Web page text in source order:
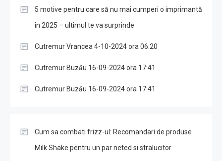
5 motive pentru care să nu mai cumperi o imprimantă
în 2025 – ultimul te va surprinde
Cutremur Vrancea 4-10-2024 ora 06:20
Cutremur Buzău 16-09-2024 ora 17:41
Cutremur Buzău 16-09-2024 ora 17:41
Cum sa combati frizz-ul: Recomandari de produse
Milk Shake pentru un par neted si stralucitor